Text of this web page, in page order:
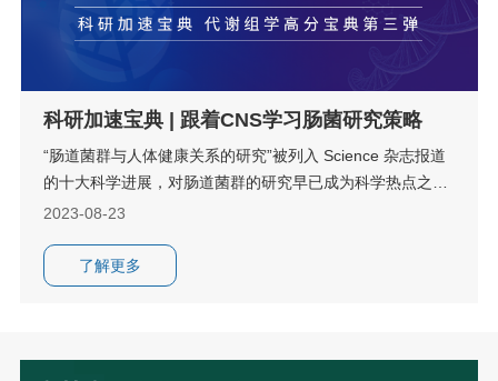
科研加速宝典 | 跟着CNS学习肠菌研究策略
“肠道菌群与人体健康关系的研究”被列入 Science 杂志报道
的十大科学进展，对肠道菌群的研究早已成为科学热点之
一。
2023-08-23
了解更多